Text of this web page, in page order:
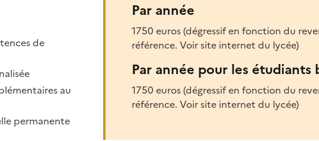
de
au
permanente
Par année
1750 euros (dégressif en fonction du
référence. Voir site internet du lycée)
Par année pour les étudiants
1750 euros (dégressif en fonction du
référence. Voir site internet du lycée)